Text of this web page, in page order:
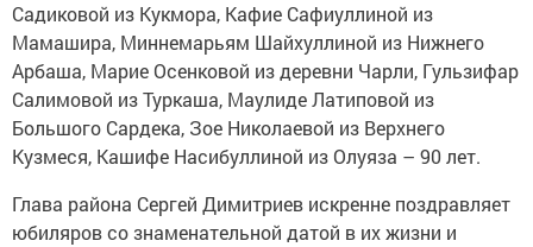
Садиковой из Кукмора, Кафие Сафиуллиной из
Мамашира, Миннемарьям Шайхуллиной из Нижнего
Арбаша, Марие Осенковой из деревни Чарли, Гульзифар
Салимовой из Туркаша, Маулиде Латиповой из
Большого Сардека, Зое Николаевой из Верхнего
Кузмеся, Кашифе Насибуллиной из Олуяза – 90 лет.
Глава района Сергей Димитриев искренне поздравляет
юбиляров со знаменательной датой в их жизни и